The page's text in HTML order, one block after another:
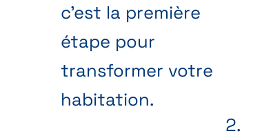
c’est la première
étape pour
transformer votre
habitation.